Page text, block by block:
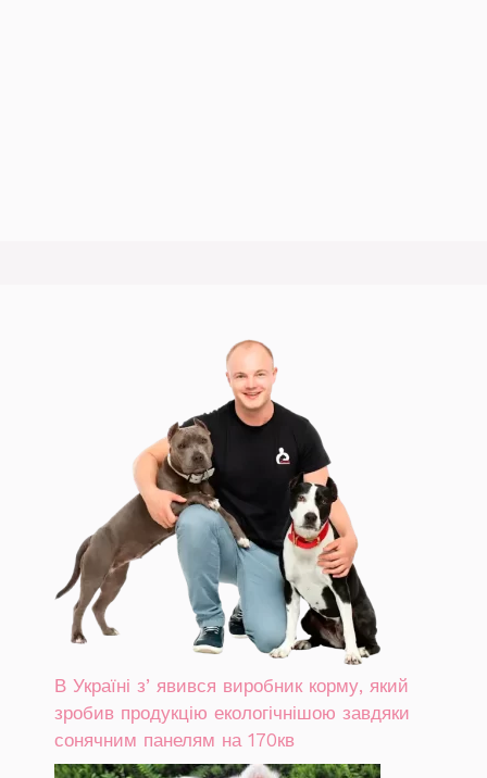
В Україні зʼявився виробник корму, який
зробив продукцію екологічнішою завдяки
сонячним панелям на 170кв